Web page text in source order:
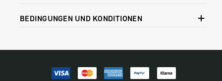
BEDINGUNGEN UND KONDITIONEN